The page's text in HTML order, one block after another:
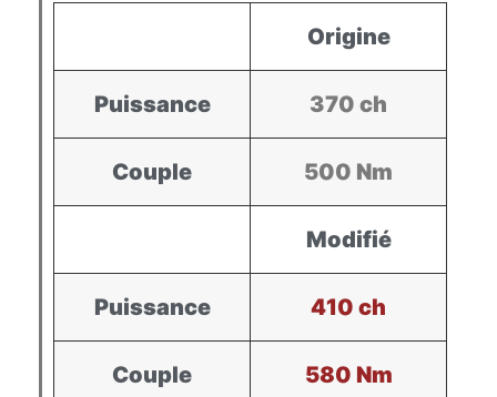
Origine
Puissance 370 ch
Couple 500 Nm
Modifié
Puissance 410 ch
Couple 580 Nm